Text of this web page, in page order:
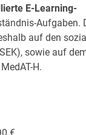
E-Learning-
Aufgaben.
auf den
sowie auf
H.